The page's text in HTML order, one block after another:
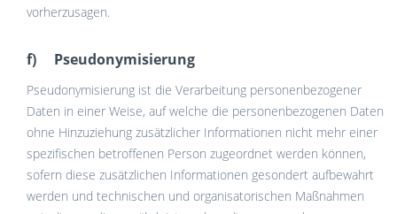
vorherzusagen.
f) Pseudonymisierung
Pseudonymisierung ist die Verarbeitung personenbezogener
Daten in einer Weise, auf welche die personenbezogenen Daten
ohne Hinzuziehung zusätzlicher Informationen nicht mehr einer
spezifischen betroffenen Person zugeordnet werden können,
sofern diese zusätzlichen Informationen gesondert aufbewahrt
werden und technischen und organisatorischen Maßnahmen